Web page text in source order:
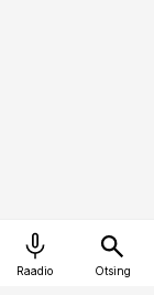
Raadio Otsing